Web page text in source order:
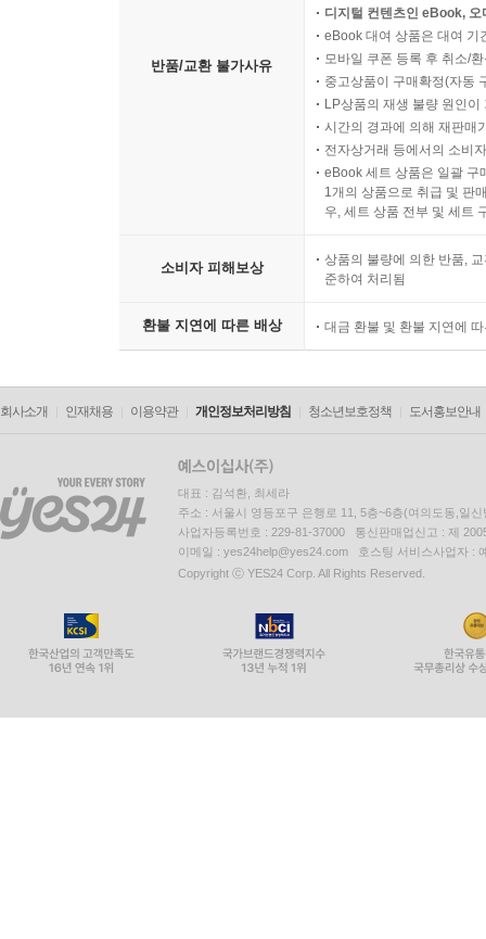
반품/교환 불가사유
디지털 컨텐츠인 eBook,
eBook 대여 상품은 대여 기
모바일 쿠폰 등록 후 취소/
중고상품이 구매확정(자동
LP상품의 재생 불량 원인
시간의 경과에 의해 재판매
전자상거래 등에서의 소비
eBook 세트 상품은 일괄 구
1개의 상품으로 취급 및 판
우, 세트 상품 전부 및 세트
소비자 피해보상
상품의 불량에 의한 반품,
준하여 처리됨
환불 지연에 따른 배상 대금 환불 및 환불 지연에
회사소개 인재채용 이용약관 개인정보처리방침 청소년보호정책 도서홍보안내
대표 : 김석환, 최세라
주소 : 서울시 영등포구 은행로 11, 5층~6층(여의도동,일신
사업자등록번호 : 229-81-37000 통신판매업신고 : 제
이메일 : yes24help@yes24.com 호스팅 서비스사업자 :
Copyright ⓒ YES24 Corp. All Rights Reserved.